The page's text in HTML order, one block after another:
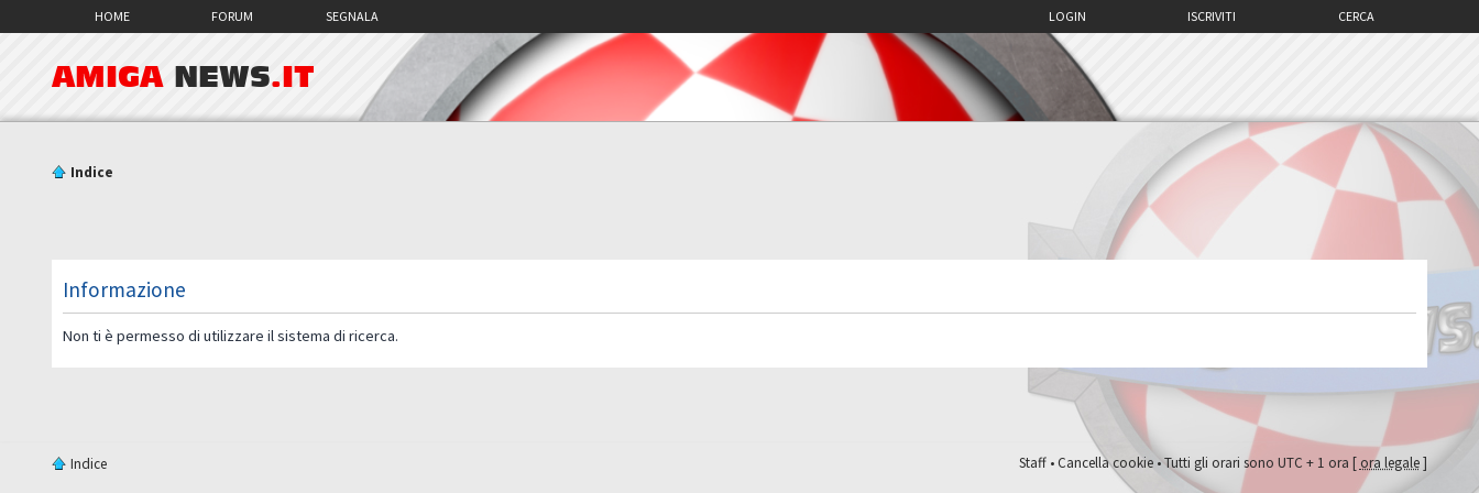
HOME FORUM SEGNALA CERCA
ISCRIVITI
LOGIN
AMIGA NEWS.IT
Indice
Informazione
Non ti è permesso di utilizzare il sistema di ricerca.
Indice Staff•Cancella cookie• Tutti gli orari sono UTC + 1 ora [ ora legale]